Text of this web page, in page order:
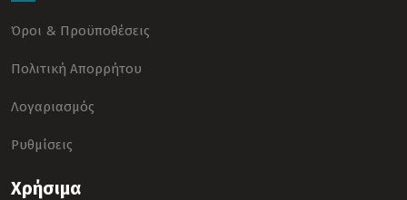
Όροι & Προϋποθέσεις
Πολιτική Απορρήτου
Λογαριασμός
Ρυθμίσεις
Χρήσιμα